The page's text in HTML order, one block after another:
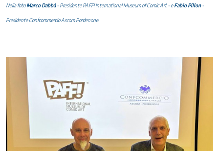
Nella fotoMarco Dabbà- Presidente PAFF! International Museum of Comic Art - eFabio Pillon-
Presidente Confcommercio Ascom Pordenone.